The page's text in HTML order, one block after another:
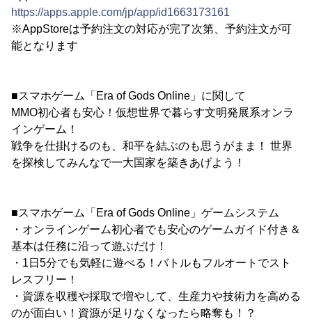
https://apps.apple.com/jp/app/id1663173161
※AppStoreは予約注文の対応が完了次第、予約注文が可
能となります
■スマホゲーム「Era of Gods Online」に関して
MMO初心者も安心！仮想世界で暮らす文明発展系オンラ
インゲーム！
戦争を仕掛けるのも、和平を結ぶのも思うがまま！ 世界
を探検してみんなで一大国家を築きあげよう！
■スマホゲーム「Era of Gods Online」ゲームシステム
・オンラインゲーム初心者でも安心のゲームガイド付き＆
基本は任務に沿って遊ぶだけ！
・1日5分でも気軽に遊べる！バトルもフルオートでスト
レスフリー！
・資源を収穫や採取で増やして、生産力や技術力を高める
のが面白い！資源が足りなくなったら略奪も！？